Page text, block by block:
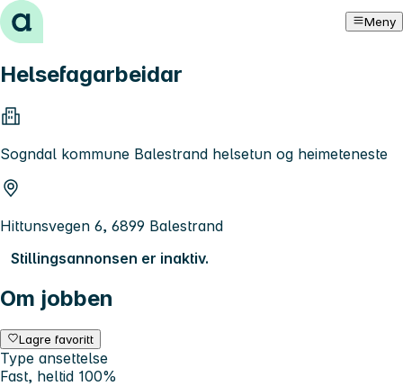
Hopp til innhold Meny
Helsefagarbeidar
Sogndal kommune Balestrand helsetun og heimeteneste
Hittunsvegen 6, 6899 Balestrand
Stillingsannonsen er inaktiv.
Om jobben
Lagre favoritt
Type ansettelse
Fast, heltid 100%